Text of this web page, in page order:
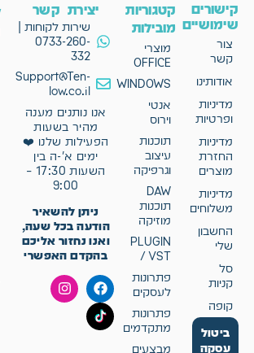
קישורים
שימושיים
צור
קשר
אודותינו
מדיניות
ופרטיות
מדיניות
החזרת
מוצרים
מדיניות
משלוחים
החשבון
שלי
סל
קניות
קופה
ביטול
עסקה
קטגוריות
מובילות
מוצרי
OFFICE
WINDOWS
אנטי
וירוס
תוכנות
עיצוב
וגרפיקה
DAW
תוכנות
מוזיקה
PLUGIN
/ VST
פתרונות
לעסקים
פתרונות
מתקדמים
מבצעים
יצירת קשר
שירות לקוחות |
0733-260-
332
Support@Ten-
low.co.il
אנו נותנים מענה
מהיר בשעות
הפעילות שלנו ❤️
ימים א'-ה בין
השעות 17:30 –
9:00
ניתן להשאיר
הודעה בכל שעה,
ואנו נחזור אליכם
בהקדם האפשרי